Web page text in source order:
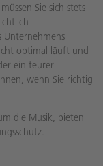
Sie sich stets
Unternehmens
optimal läuft und
ein teurer
wenn Sie richtig
die Musik, bieten